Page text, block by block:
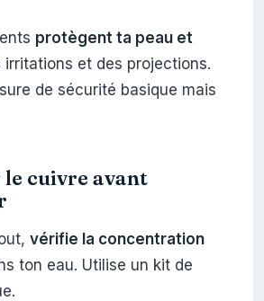
protègent ta peau et
irritations et des projections.
de sécurité basique mais
cuivre avant
vérifie la concentration
ton eau. Utilise un kit de